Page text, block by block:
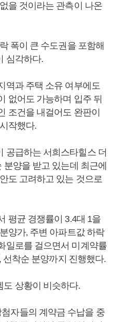
을 것이라는 관측이 나온
폭이 큰 수도권을 포함해
심각하다.
역과 주택 소유 여부에도
없어도 가능하며 입주 뒤
조건을 내걸어도 완판이
작했다.
공급하는 서희스타힐스 더
양을 받고 있는데 최근에
도 고려하고 있는 것으로
평균 경쟁률이 3.4대 1을
양가, 주변 아파트값 하락
일로를 걸으면서 미계약률
착순 분양까지 진행했다.
도 상황이 비슷하다.
자들의 계약금 수납을 중